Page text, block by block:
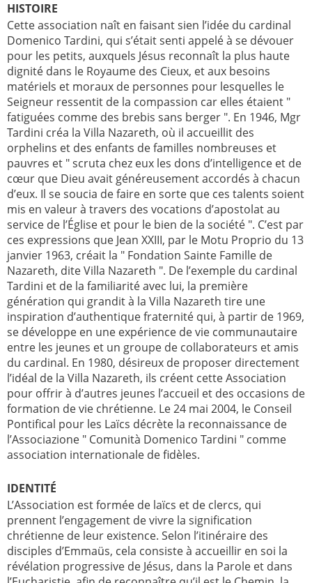
HISTOIRE
Cette association naît en faisant sien l’idée du cardinal
Domenico Tardini, qui s’était senti appelé à se dévouer
pour les petits, auxquels Jésus reconnaît la plus haute
dignité dans le Royaume des Cieux, et aux besoins
matériels et moraux de personnes pour lesquelles le
Seigneur ressentit de la compassion car elles étaient "
fatiguées comme des brebis sans berger ". En 1946, Mgr
Tardini créa la Villa Nazareth, où il accueillit des
orphelins et des enfants de familles nombreuses et
pauvres et " scruta chez eux les dons d’intelligence et de
cœur que Dieu avait généreusement accordés à chacun
d’eux. Il se soucia de faire en sorte que ces talents soient
mis en valeur à travers des vocations d’apostolat au
service de l’Église et pour le bien de la société ". C’est par
ces expressions que Jean XXIII, par le Motu Proprio du 13
janvier 1963, créait la " Fondation Sainte Famille de
Nazareth, dite Villa Nazareth ". De l’exemple du cardinal
Tardini et de la familiarité avec lui, la première
génération qui grandit à la Villa Nazareth tire une
inspiration d’authentique fraternité qui, à partir de 1969,
se développe en une expérience de vie communautaire
entre les jeunes et un groupe de collaborateurs et amis
du cardinal. En 1980, désireux de proposer directement
l’idéal de la Villa Nazareth, ils créent cette Association
pour offrir à d’autres jeunes l’accueil et des occasions de
formation de vie chrétienne. Le 24 mai 2004, le Conseil
Pontifical pour les Laïcs décrète la reconnaissance de
l’Associazione " Comunità Domenico Tardini " comme
association internationale de fidèles.
IDENTITÉ
L’Association est formée de laïcs et de clercs, qui
prennent l’engagement de vivre la signification
chrétienne de leur existence. Selon l’itinéraire des
disciples d’Emmaüs, cela consiste à accueillir en soi la
révélation progressive de Jésus, dans la Parole et dans